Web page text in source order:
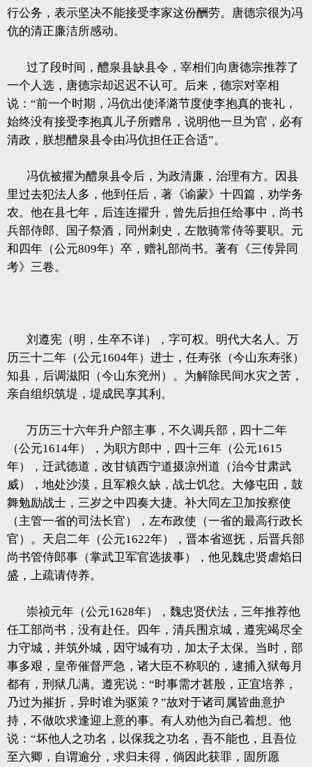
行公务，表示坚决不能接受李家这份酬劳。唐德宗很为冯
伉的清正廉洁所感动。
过了段时间，醴泉县缺县令，宰相们向唐德宗推荐了
一个人选，唐德宗却迟迟不认可。后来，德宗对宰相
说：“前一个时期，冯伉出使泽潞节度使李抱真的丧礼，
始终没有接受李抱真儿子所赠帛，说明他一旦为官，必有
清政，朕想醴泉县令由冯伉担任正合适”。
冯伉被擢为醴泉县令后，为政清廉，治理有方。因县
里过去犯法人多，他到任后，著《谕蒙》十四篇，劝学务
农。他在县七年，后连连擢升，曾先后担任给事中，尚书
兵部侍郎、国子祭酒，同州刺史，左散骑常侍等要职。元
和四年（公元809年）卒，赠礼部尚书。著有《三传异同
考》三卷。
刘遵宪（明，生卒不详），字可权。明代大名人。万
历三十二年（公元1604年）进士，任寿张（今山东寿张）
知县，后调滋阳（今山东兖州）。为解除民间水灾之苦，
亲自组织筑堤，堤成民享其利。
万历三十六年升户部主事，不久调兵部，四十二年
（公元1614年），为职方郎中，四十三年（公元1615
年），迁武德道，改甘镇西宁道摄凉州道（治今甘肃武
威），地处沙漠，且军粮久缺，战士饥忿。大修屯田，鼓
舞勉励战士，三岁之中四奏大捷。补大同左卫加按察使
（主管一省的司法长官），左布政使（一省的最高行政长
官）。天启二年（公元1622年），晋本省巡抚，后晋兵部
尚书管侍郎事（掌武卫军官选拔事），他见魏忠贤虐焰日
盛，上疏请侍养。
崇祯元年（公元1628年），魏忠贤伏法，三年推荐他
任工部尚书，没有赴任。四年，清兵围京城，遵宪竭尽全
力守城，并筑外城，因守城有功，加太子太保。当时，部
事多艰，皇帝催督严急，诸大臣不称职的，逮捕入狱每月
都有，刑狱几满。遵宪说：“时事需才甚殷，正宜培养，
乃过为摧折，异时谁为驱策？”故对于诸司属皆曲意护
持，不做吹求逢迎上意的事。有人劝他为自己着想。他
说：“坏他人之功名，以保我之功名，吾不能也，且吾位
至六卿，自谓逾分，求归未得，倘因此获罪，固所愿